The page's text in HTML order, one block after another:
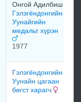
Онгой Адилбиш
Гэлэгёндонгийн
Уунайгийн
медальт хүрэн
1977
Гэлэгёндонгийн
Уунайн цагаан
бөгст харагч